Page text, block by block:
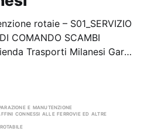
rotaie – S01_SERVIZIO
COMANDO SCAMBI
Trasporti Milanesi Gara
e manutenzione
affini connessi alle ferrovie ed altre